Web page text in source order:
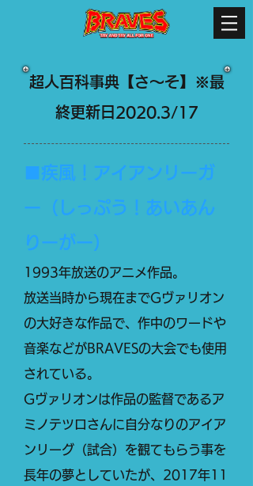
超人百科事典【さ～そ】※最
終更新日2020.3/17​
■疾風！アイアンリーガ
ー（しっぷう！あいあん
りーがー）
1993年放送のアニメ作品。
放送当時から現在までGヴァリオン
の大好きな作品で、作中のワードや
音楽などがBRAVESの大会でも使用
されている。
Gヴァリオンは作品の監督であるア
ミノテツロさんに自分なりのアイア
ンリーグ（試合）を観てもらう事を
長年の夢としていたが、2017年11